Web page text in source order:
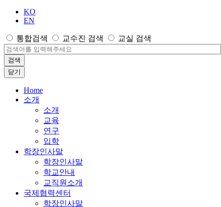
KO
EN
통합검색 교수진 검색 교실 검색
검색
닫기
Home
소개
소개
교육
연구
입학
학장인사말
학장인사말
학교안내
교직원소개
국제협력센터
학장인사말